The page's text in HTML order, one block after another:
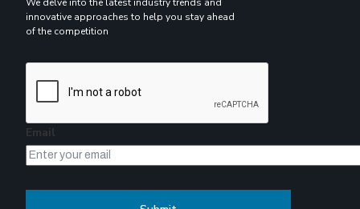
innovative approaches to help you stay ahead
of the competition
Email